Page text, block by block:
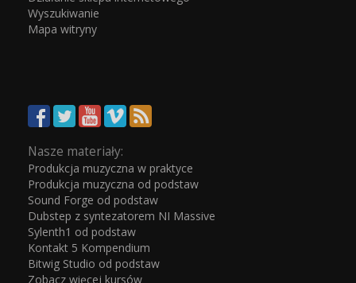
Wyszukiwanie
Mapa witryny
Nasze materiały:
Produkcja muzyczna w praktyce
Produkcja muzyczna od podstaw
Sound Forge od podstaw
Dubstep z syntezatorem NI Massive
Sylenth1 od podstaw
Kontakt 5 Kompendium
Bitwig Studio od podstaw
Zobacz więcej kursów